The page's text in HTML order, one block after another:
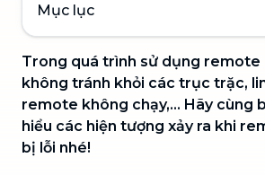
Mục lục
Trong quá trình sử dụng remote
không tránh khỏi các trục trặc,
remote không chạy,... Hãy cùng
hiểu các hiện tượng xảy ra khi
bị lỗi nhé!